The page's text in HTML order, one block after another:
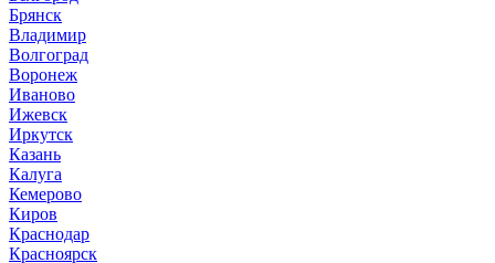
Брянск
Владимир
Волгоград
Воронеж
Иваново
Ижевск
Иркутск
Казань
Калуга
Кемерово
Киров
Краснодар
Красноярск